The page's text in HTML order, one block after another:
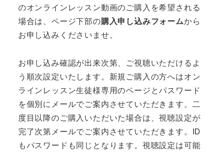
のオンラインレッスン動画のご購入を希望される
場合は、ページ下部の購入申し込みフォームから
お申し込みくださいませ。
お申し込み確認が出来次第、ご視聴いただけるよ
う順次設定いたします。新規ご購入の方へはオン
ラインレッスン生徒様専用のページとパスワード
を個別にメールでご案内させていただきます。二
度目以降のご購入いただいた場合は、視聴設定が
完了次第メールでご案内させていただきます。ID
もパスワードも同じとなります。視聴設定は可能